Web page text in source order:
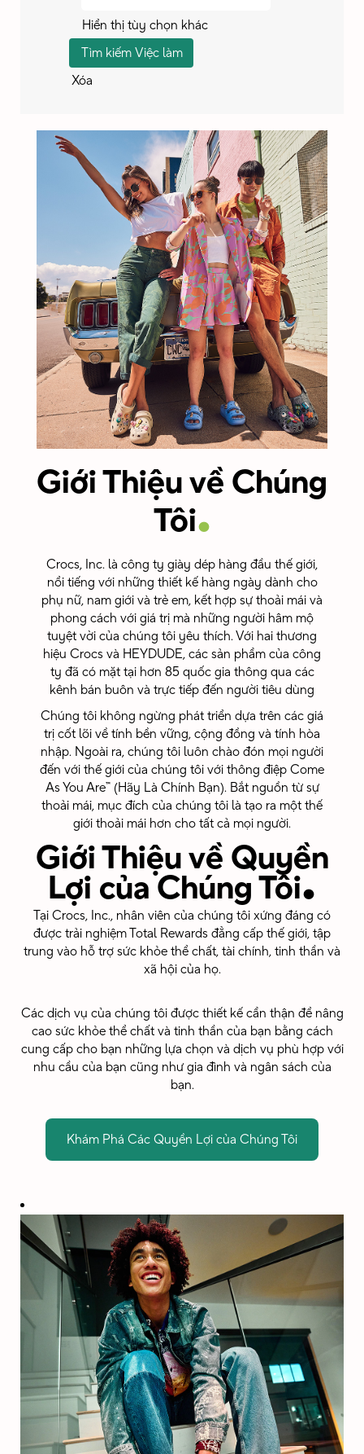
Hiển thị tùy chọn khác
Xóa
Giới Thiệu về Chúng
Tôi.
Crocs, Inc. là công ty giày dép hàng đầu thế giới,
nổi tiếng với những thiết kế hàng ngày dành cho
phụ nữ, nam giới và trẻ em, kết hợp sự thoải mái và
phong cách với giá trị mà những người hâm mộ
tuyệt vời của chúng tôi yêu thích. Với hai thương
hiệu Crocs và HEYDUDE, các sản phẩm của công
ty đã có mặt tại hơn 85 quốc gia thông qua các
kênh bán buôn và trực tiếp đến người tiêu dùng
Chúng tôi không ngừng phát triển dựa trên các giá
trị cốt lõi về tính bền vững, cộng đồng và tính hòa
nhập. Ngoài ra, chúng tôi luôn chào đón mọi người
đến với thế giới của chúng tôi với thông điệp Come
As You Are™ (Hãy Là Chính Bạn). Bắt nguồn từ sự
thoải mái, mục đích của chúng tôi là tạo ra một thế
giới thoải mái hơn cho tất cả mọi người.
Giới Thiệu về Quyền
Lợi của Chúng Tôi.
Tại Crocs, Inc., nhân viên của chúng tôi xứng đáng có
được trải nghiệm Total Rewards đẳng cấp thế giới, tập
trung vào hỗ trợ sức khỏe thể chất, tài chính, tinh thần và
xã hội của họ.
Các dịch vụ của chúng tôi được thiết kế cẩn thận để nâng
cao sức khỏe thể chất và tinh thần của bạn bằng cách
cung cấp cho bạn những lựa chọn và dịch vụ phù hợp với
nhu cầu của bạn cũng như gia đình và ngân sách của
bạn.
Khám Phá Các Quyền Lợi của Chúng Tôi